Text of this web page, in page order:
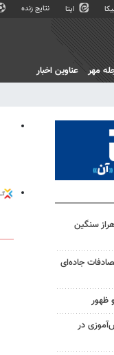
ایتا نتایج زنده
مهر عناوین اخبار
سنگین
تصادفات جاده‌ای
ظهور
در